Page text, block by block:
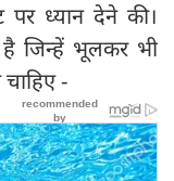
ध्यान देने की।
जिन्हें भूलकर भी
-